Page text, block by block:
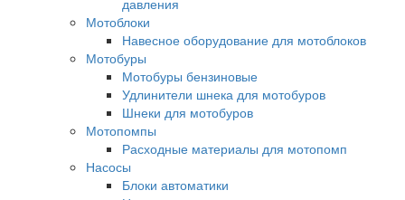
давления
Мотоблоки
Навесное оборудование для мотоблоков
Мотобуры
Мотобуры бензиновые
Удлинители шнека для мотобуров
Шнеки для мотобуров
Мотопомпы
Расходные материалы для мотопомп
Насосы
Блоки автоматики